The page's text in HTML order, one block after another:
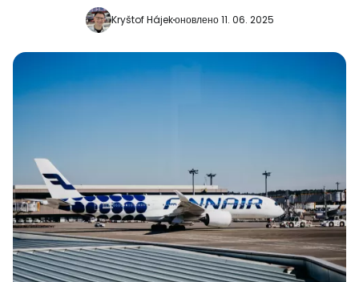
Kryštof Hájekоновлено 11. 06. 2025
Продовжуйте у Facebook
Продовжити з email